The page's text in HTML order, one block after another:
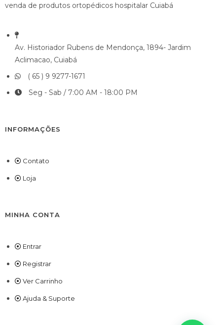
venda de produtos ortopédicos hospitalar Cuiabá
Av. Historiador Rubens de Mendonça, 1894- Jardim
Aclimacao, Cuiabá
( 65 ) 9 9277-1671
Seg - Sab / 7:00 AM - 18:00 PM
INFORMAÇÕES
Contato
Loja
MINHA CONTA
Entrar
Registrar
Ver Carrinho
Ajuda & Suporte